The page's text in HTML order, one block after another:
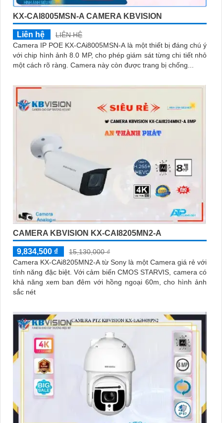
KX-CAI8005MSN-A CAMERA KBVISION
Liên hệ
LIÊN HỆ
Camera IP POE KX-CAi8005MSN-A là một thiết bị đáng chú ý
với chip hình ảnh 8.0 MP, cho phép giám sát từng chi tiết nhỏ
một cách rõ ràng. Camera này còn được trang bị chống...
CAMERA KBVISION KX-CAI8205MN2-A
9,834,500 ₫
15,130,000 ₫
Camera KX-CAi8205MN2-A từ Sony là một Camera giá rẻ với
tính năng đặc biệt. Với cảm biến CMOS STARVIS, camera có
khả năng xem ban đêm với hồng ngoại 60m, cho hình ảnh
sắc nét